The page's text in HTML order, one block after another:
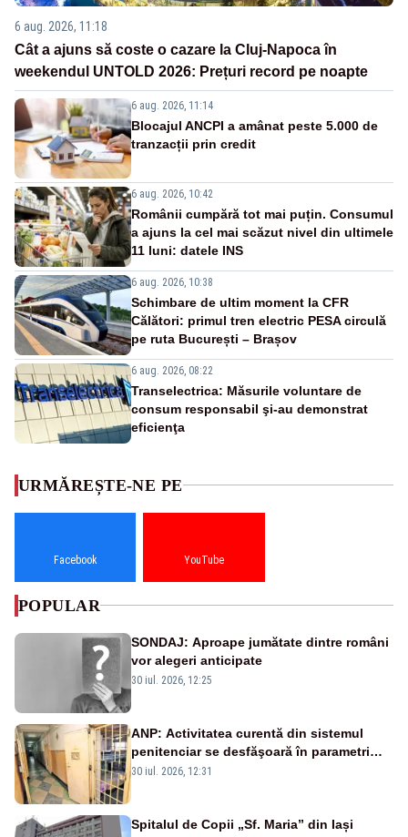
6 aug. 2026, 11:18
Cât a ajuns să coste o cazare la Cluj-Napoca în
weekendul UNTOLD 2026: Prețuri record pe noapte
6 aug. 2026, 11:14
Blocajul ANCPI a amânat peste 5.000 de
tranzacții prin credit
6 aug. 2026, 10:42
Românii cumpără tot mai puțin. Consumul
a ajuns la cel mai scăzut nivel din ultimele
11 luni: datele INS
6 aug. 2026, 10:38
Schimbare de ultim moment la CFR
Călători: primul tren electric PESA circulă
pe ruta București – Brașov
6 aug. 2026, 08:22
Transelectrica: Măsurile voluntare de
consum responsabil şi-au demonstrat
eficienţa
URMĂREȘTE-NE PE
Facebook YouTube
POPULAR
SONDAJ: Aproape jumătate dintre români
vor alegeri anticipate
30 iul. 2026, 12:25
ANP: Activitatea curentă din sistemul
penitenciar se desfăşoară în parametri
normali
30 iul. 2026, 12:31
Spitalul de Copii „Sf. Maria” din Iași